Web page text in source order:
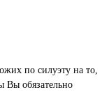
по силуэту на то,
Вы обязательно